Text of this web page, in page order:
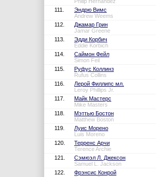
111.
Эндрю Вимс
Andrew Weems
112.
Джамар Грин
Jamar Greene
113.
Эдди Корбич
Eddie Korbich
114.
Саймон Фейл
Simon Feil
115.
Руфус Коллинз
Rufus Collins
116.
Лерой Филлипс мл.
Leroy Phillips Jr.
117.
Майк Мастерс
Mike Masters
118.
Мэттью Бостон
Matthew Boston
119.
Луис Морено
Luis Moreno
120.
Терренс Арчи
Terence Archie
121.
Сэмюэл Л. Джексон
Samuel L. Jackson
122.
Фрэнсис Конрой